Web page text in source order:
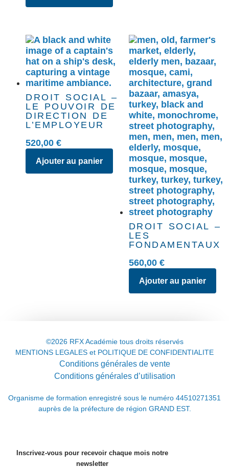
DROIT SOCIAL –
LE POUVOIR DE
DIRECTION DE
L’EMPLOYEUR
520,00 €
Ajouter au panier
DROIT SOCIAL –
LES
FONDAMENTAUX
560,00 €
Ajouter au panier
©2026 RFX Académie tous droits réservés
MENTIONS LEGALES et POLITIQUE DE CONFIDENTIALITE
Conditions générales de vente
Conditions générales d’utilisation
Organisme de formation enregistré sous le numéro 44510271351
auprès de la préfecture de région GRAND EST.
Inscrivez-vous pour recevoir chaque mois notre
newsletter